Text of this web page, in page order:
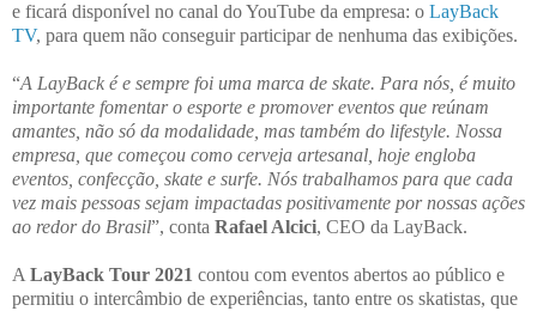
e ficará disponível no canal do YouTube da empresa: o LayBack
TV, para quem não conseguir participar de nenhuma das exibições.
“A LayBack é e sempre foi uma marca de skate. Para nós, é muito
importante fomentar o esporte e promover eventos que reúnam
amantes, não só da modalidade, mas também do lifestyle. Nossa
empresa, que começou como cerveja artesanal, hoje engloba
eventos, confecção, skate e surfe. Nós trabalhamos para que cada
vez mais pessoas sejam impactadas positivamente por nossas ações
ao redor do Brasil”, conta Rafael Alcici, CEO da LayBack.
A LayBack Tour 2021 contou com eventos abertos ao público e
permitiu o intercâmbio de experiências, tanto entre os skatistas, que